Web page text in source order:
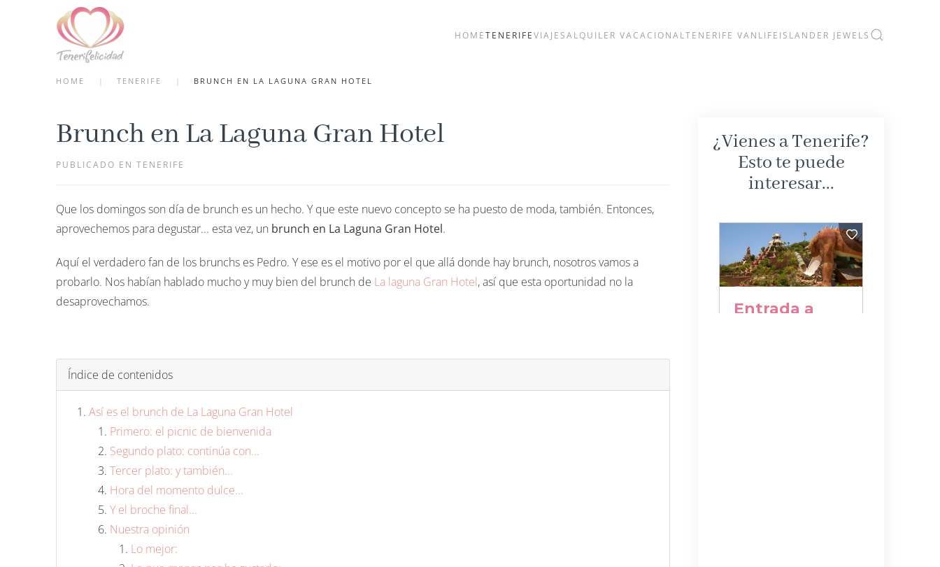
Skip to main content HOMETENERIFEVIAJESALQUILER VACACIONALTENERIFE VANLIFE ISLANDER JEWELS
HOME TENERIFE BRUNCH EN LA LAGUNA GRAN HOTEL
Brunch en La Laguna Gran Hotel
PUBLICADO EN TENERIFE
Que los domingos son día de brunch es un hecho. Y que este nuevo concepto se ha puesto de moda, también. Entonces,
aprovechemos para degustar... esta vez, un brunch en La Laguna Gran Hotel.
Aquí el verdadero fan de los brunchs es Pedro. Y ese es el motivo por el que allá donde hay brunch, nosotros vamos a
probarlo. Nos habían hablado mucho y muy bien del brunch de La laguna Gran Hotel, así que esta oportunidad no la
desaprovechamos.
Índice de contenidos
Así es el brunch de La Laguna Gran Hotel
Primero: el picnic de bienvenida
Segundo plato: continúa con...
Tercer plato: y también...
Hora del momento dulce...
Y el broche final...
Nuestra opinión
Lo mejor:
¿Vienes a Tenerife?
Esto te puede
interesar...